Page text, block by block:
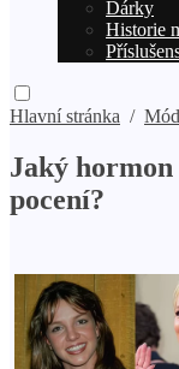
Dárky
Historie
Hlavní stránka /
Jaký hormon
pocení?